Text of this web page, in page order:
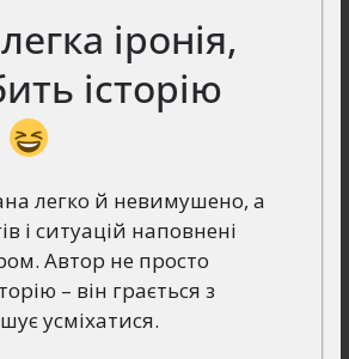
іронія,
історію
легко й невимушено, а
і ситуацій наповнені
Автор не просто
– він грається з
усміхатися.